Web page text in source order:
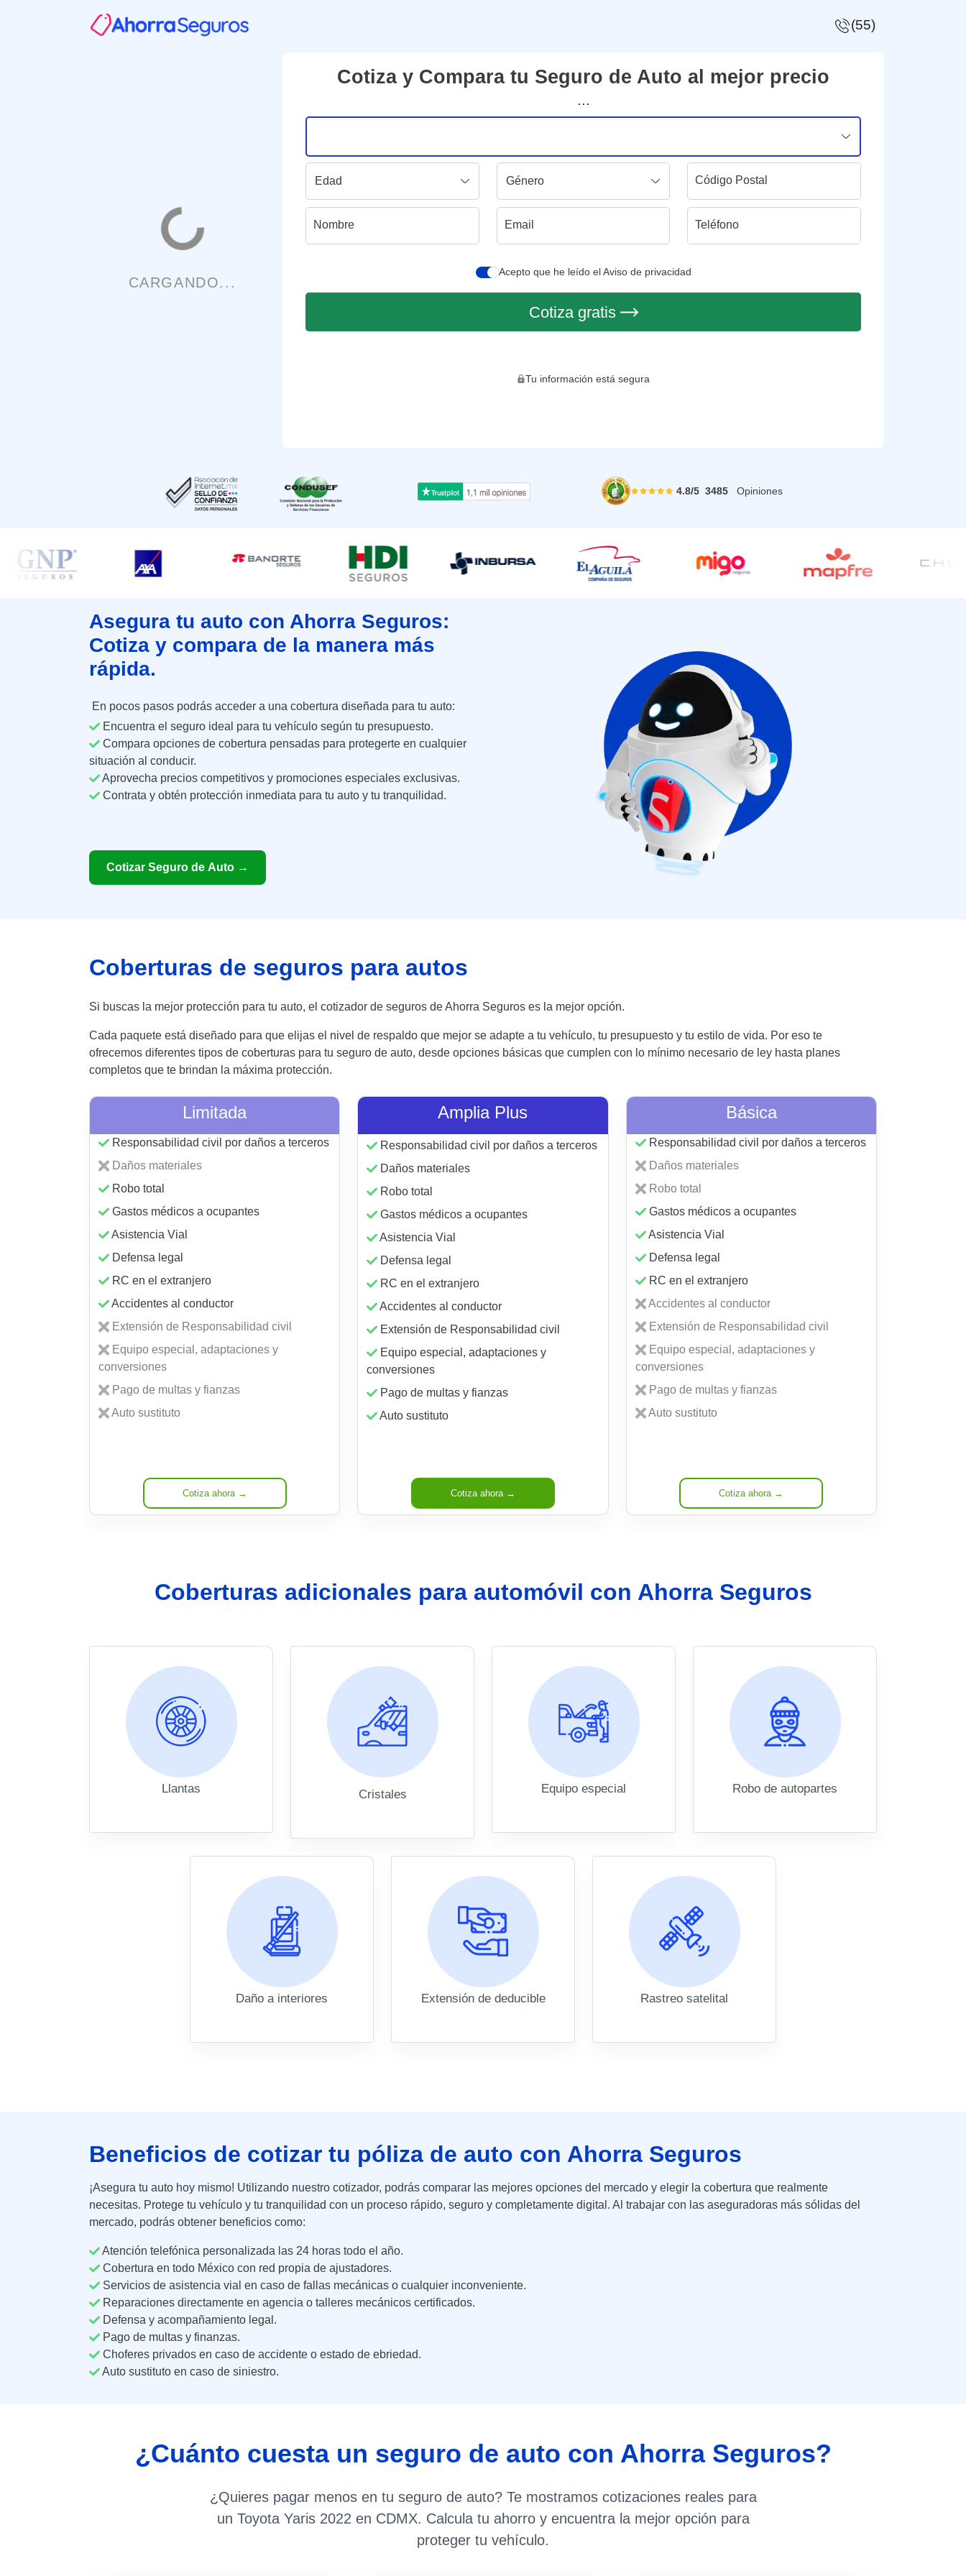
(55)
CARGANDO...
Cotiza y Comparatu Seguro de Auto al mejor precio
...
Código Postal
Nombre Email Teléfono
Acepto que he leído el Aviso de privacidad
Cotiza gratis
Tu información está segura
4.8/5 3485 Opiniones
Asegura tu auto con Ahorra Seguros:
Cotiza y compara de la manera más
rápida.
En pocos pasos podrás acceder a una cobertura diseñada para tu auto:
Encuentra el seguro ideal para tu vehículo según tu presupuesto.
Compara opciones de cobertura pensadas para protegerte en cualquier
situación al conducir.
Aprovecha precios competitivos y promociones especiales exclusivas.
Contrata y obtén protección inmediata para tu auto y tu tranquilidad.
Cotizar Seguro de Auto →
Coberturas de seguros para autos
Si buscas la mejor protección para tu auto, el cotizador de seguros de Ahorra Seguros es la mejor opción.
Cada paquete está diseñado para que elijas el nivel de respaldo que mejor se adapte a tu vehículo, tu presupuesto y tu estilo de vida. Por eso te
ofrecemos diferentes tipos de coberturas para tu seguro de auto, desde opciones básicas que cumplen con lo mínimo necesario de ley hasta planes
completos que te brindan la máxima protección.
Limitada
Responsabilidad civil por daños a terceros
Daños materiales
Robo total
Gastos médicos a ocupantes
Asistencia Vial
Defensa legal
RC en el extranjero
Accidentes al conductor
Extensión de Responsabilidad civil
Equipo especial, adaptaciones y
conversiones
Pago de multas y fianzas
Auto sustituto
Cotiza ahora →
Amplia Plus
Responsabilidad civil por daños a terceros
Daños materiales
Robo total
Gastos médicos a ocupantes
Asistencia Vial
Defensa legal
RC en el extranjero
Accidentes al conductor
Extensión de Responsabilidad civil
Equipo especial, adaptaciones y
conversiones
Pago de multas y fianzas
Auto sustituto
Cotiza ahora →
Básica
Responsabilidad civil por daños a terceros
Daños materiales
Robo total
Gastos médicos a ocupantes
Asistencia Vial
Defensa legal
RC en el extranjero
Accidentes al conductor
Extensión de Responsabilidad civil
Equipo especial, adaptaciones y
conversiones
Pago de multas y fianzas
Auto sustituto
Cotiza ahora →
Coberturas adicionales para automóvil con Ahorra Seguros
Llantas Cristales Equipo especial Robo de autopartes
Daño a interiores Extensión de deducible Rastreo satelital
Beneficios de cotizar tu póliza de auto con Ahorra Seguros
¡Asegura tu auto hoy mismo! Utilizando nuestro cotizador, podrás comparar las mejores opciones del mercado y elegir la cobertura que realmente
necesitas. Protege tu vehículo y tu tranquilidad con un proceso rápido, seguro y completamente digital. Al trabajar con las aseguradoras más sólidas del
mercado, podrás obtener beneficios como:
Atención telefónica personalizada las 24 horas todo el año.
Cobertura en todo México con red propia de ajustadores.
Servicios de asistencia vial en caso de fallas mecánicas o cualquier inconveniente.
Reparaciones directamente en agencia o talleres mecánicos certificados.
Defensa y acompañamiento legal.
Pago de multas y finanzas.
Choferes privados en caso de accidente o estado de ebriedad.
Auto sustituto en caso de siniestro.
¿Cuánto cuesta un seguro de auto con Ahorra Seguros?
¿Quieres pagar menos en tu seguro de auto? Te mostramos cotizaciones reales para
un Toyota Yaris 2022 en CDMX. Calcula tu ahorro y encuentra la mejor opción para
proteger tu vehículo.